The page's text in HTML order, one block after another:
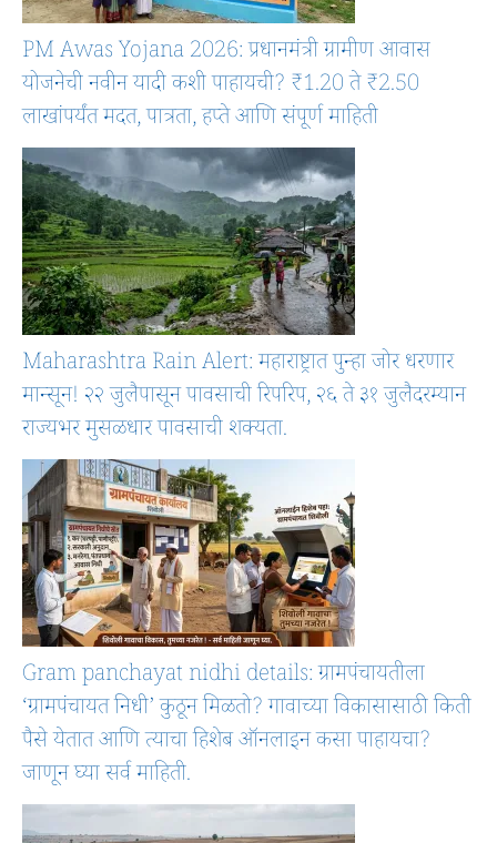
PM Awas Yojana 2026: प्रधानमंत्री ग्रामीण आवास
योजनेची नवीन यादी कशी पाहायची? ₹1.20 ते ₹2.50
लाखांपर्यंत मदत, पात्रता, हप्ते आणि संपूर्ण माहिती
Maharashtra Rain Alert: महाराष्ट्रात पुन्हा जोर धरणार
मान्सून! २२ जुलैपासून पावसाची रिपरिप, २६ ते ३१ जुलैदरम्यान
राज्यभर मुसळधार पावसाची शक्यता.
Gram panchayat nidhi details: ग्रामपंचायतीला
‘ग्रामपंचायत निधी’ कुठून मिळतो? गावाच्या विकासासाठी किती
पैसे येतात आणि त्याचा हिशेब ऑनलाइन कसा पाहायचा?
जाणून घ्या सर्व माहिती.